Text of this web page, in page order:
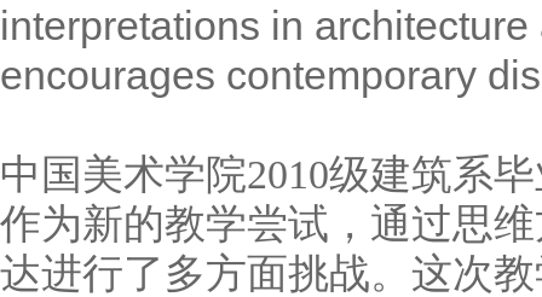
interpretations in
encourages contemporary
中国美术学院2010级建筑系
作为新的教学尝试，通过思
达进行了多方面挑战。这次